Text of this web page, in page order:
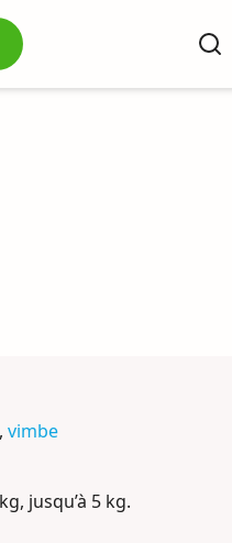
vimbe
jusqu’à 5 kg.